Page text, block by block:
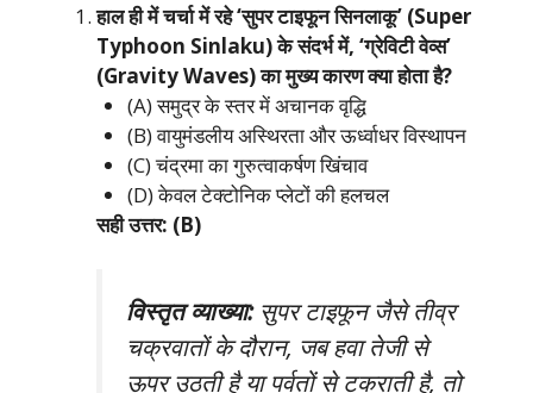
हाल ही में चर्चा में रहे ‘सुपर टाइफून सिनलाकू’ (Super
Typhoon Sinlaku) के संदर्भ में, ‘ग्रेविटी वेव्स’
(Gravity Waves) का मुख्य कारण क्या होता है?
(A) समुद्र के स्तर में अचानक वृद्धि
(B) वायुमंडलीय अस्थिरता और ऊर्ध्वाधर विस्थापन
(C) चंद्रमा का गुरुत्वाकर्षण खिंचाव
(D) केवल टेक्टोनिक प्लेटों की हलचल
सही उत्तर: (B)
विस्तृत व्याख्या:सुपर टाइफून जैसे तीव्र
चक्रवातों के दौरान, जब हवा तेजी से
ऊपर उठती है या पर्वतों से टकराती है, तो